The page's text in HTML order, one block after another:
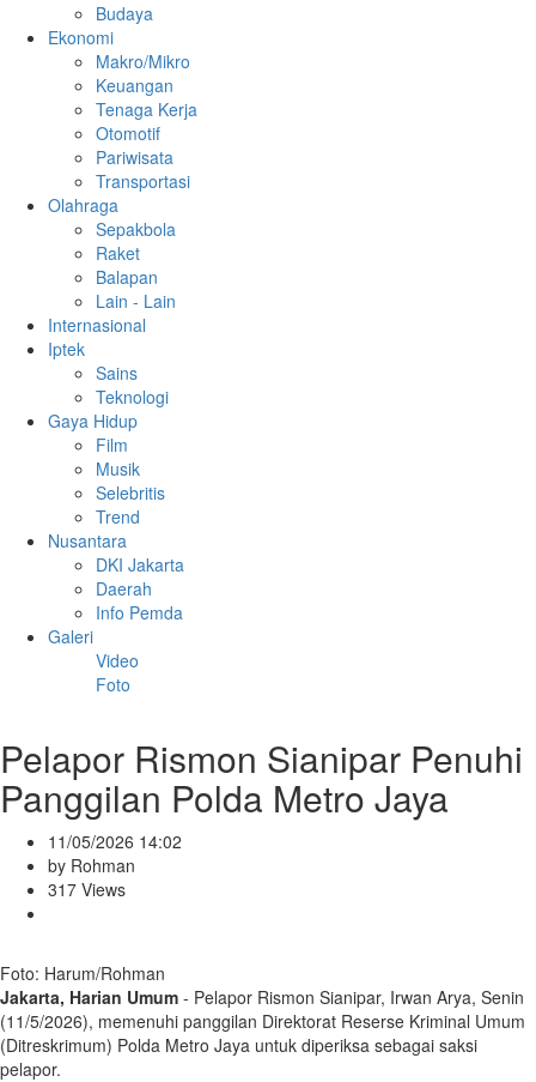
Budaya
Ekonomi
Makro/Mikro
Keuangan
Tenaga Kerja
Otomotif
Pariwisata
Transportasi
Olahraga
Sepakbola
Raket
Balapan
Lain - Lain
Internasional
Iptek
Sains
Teknologi
Gaya Hidup
Film
Musik
Selebritis
Trend
Nusantara
DKI Jakarta
Daerah
Info Pemda
Galeri
Video
Foto
Pelapor Rismon Sianipar Penuhi
Panggilan Polda Metro Jaya
11/05/2026 14:02
by Rohman
317 Views
Foto: Harum/Rohman
Jakarta, Harian Umum - Pelapor Rismon Sianipar, Irwan Arya, Senin
(11/5/2026), memenuhi panggilan Direktorat Reserse Kriminal Umum
(Ditreskrimum) Polda Metro Jaya untuk diperiksa sebagai saksi
pelapor.